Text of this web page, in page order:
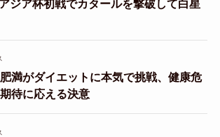
ジア杯初戦でカタールを撃破して白星
満がダイエットに本気で挑戦、健康危
待に応える決意